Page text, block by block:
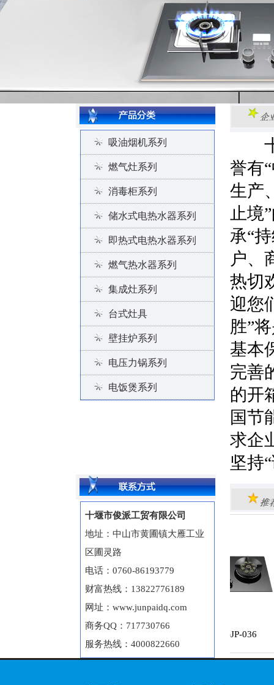
吸油烟机系列
燃气灶系列
消毒柜系列
储水式电热水器系列
即热式电热水器系列
燃气热水器系列
集成灶系列
台式灶具
壁挂炉系列
电压力锅系列
电饭煲系列
十
誉有
生产
止境
承“
户、
热切
迎您
胜”
基本
完善
的开
国节
求企
坚持
JZ(Y-T-R)JP-036
十堰市俊派工贸有限公司
地址：中山市黄圃镇大雁工业
区圃灵路
电话：0760-86193779
财富热线：13822776189
网址：www.junpaidq.com
商务QQ：717730766
服务热线：4000822660